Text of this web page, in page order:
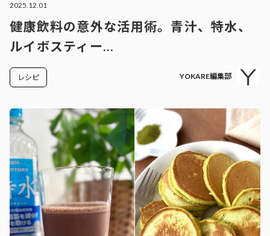
2025.12.01
健康飲料の意外な活用術。青汁、特水、
ルイボスティー…
レシピ YOKARE編集部